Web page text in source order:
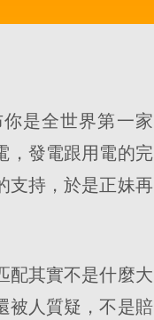
是全世界第一家
，發電跟用電的完
支持，於是正妹再
配其實不是什麼大
被人質疑，不是賠